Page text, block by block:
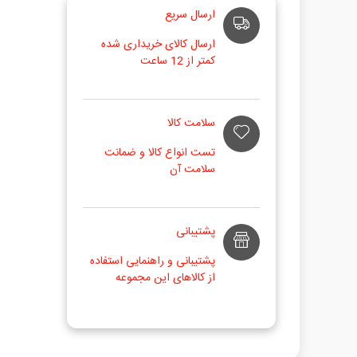
ارسال سریع
ارسال کالای خریداری شده
کمتر از 12 ساعت
سلامت کالا
تست انواع کالا و ضمانت
سلامت آن
پشتیبانی
پشتیبانی و راهنمایی استفاده
از کالاهای این مجموعه